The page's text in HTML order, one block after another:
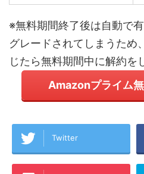
※無料期間終了後は自動で
グレードされてしまうため
じたら無料期間中に解約を
Amazonプライム
Twitter